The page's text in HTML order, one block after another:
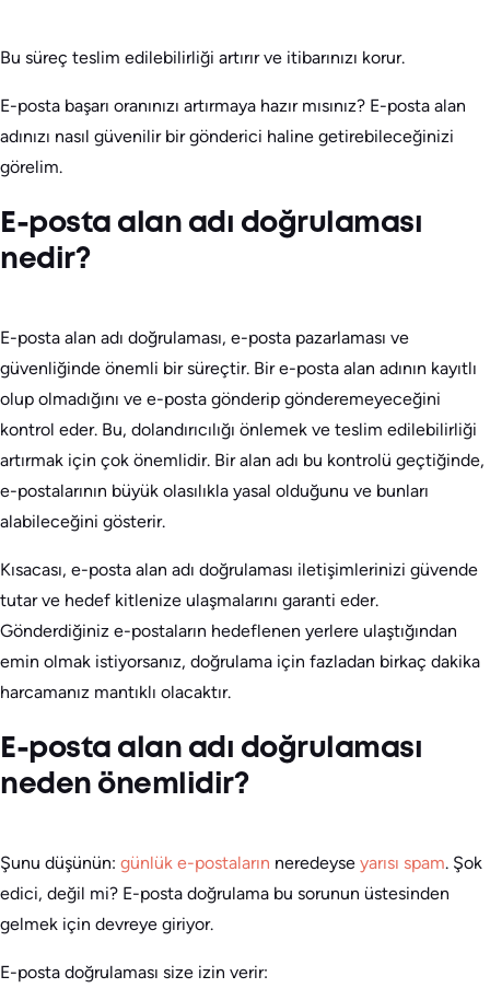
Bu süreç teslim edilebilirliği artırır ve itibarınızı korur.
E-posta başarı oranınızı artırmaya hazır mısınız? E-posta alan
adınızı nasıl güvenilir bir gönderici haline getirebileceğinizi
görelim.
E-posta alan adı doğrulaması
nedir?
E-posta alan adı doğrulaması, e-posta pazarlaması ve
güvenliğinde önemli bir süreçtir. Bir e-posta alan adının kayıtlı
olup olmadığını ve e-posta gönderip gönderemeyeceğini
kontrol eder. Bu, dolandırıcılığı önlemek ve teslim edilebilirliği
artırmak için çok önemlidir. Bir alan adı bu kontrolü geçtiğinde,
e-postalarının büyük olasılıkla yasal olduğunu ve bunları
alabileceğini gösterir.
Kısacası, e-posta alan adı doğrulaması iletişimlerinizi güvende
tutar ve hedef kitlenize ulaşmalarını garanti eder.
Gönderdiğiniz e-postaların hedeflenen yerlere ulaştığından
emin olmak istiyorsanız, doğrulama için fazladan birkaç dakika
harcamanız mantıklı olacaktır.
E-posta alan adı doğrulaması
neden önemlidir?
Şunu düşünün: günlük e-postaların neredeyse yarısı spam. Şok
edici, değil mi? E-posta doğrulama bu sorunun üstesinden
gelmek için devreye giriyor.
E-posta doğrulaması size izin verir: